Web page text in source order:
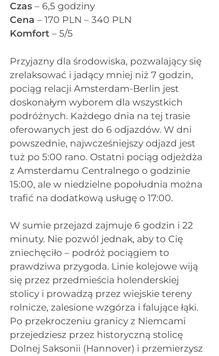
Czas – 6,5 godziny
Cena – 170 PLN – 340 PLN
Komfort – 5/5
Przyjazny dla środowiska, pozwalający się
zrelaksować i jadący mniej niż 7 godzin,
pociąg relacji Amsterdam-Berlin jest
doskonałym wyborem dla wszystkich
podróżnych. Każdego dnia na tej trasie
oferowanych jest do 6 odjazdów. W dni
powszednie, najwcześniejszy odjazd jest
tuż po 5:00 rano. Ostatni pociąg odjeżdża
z Amsterdamu Centralnego o godzinie
15:00, ale w niedzielne popołudnia można
trafić na dodatkową usługę o 17:00.
W sumie przejazd zajmuje 6 godzin i 22
minuty. Nie pozwól jednak, aby to Cię
zniechęciło – podróż pociągiem to
prawdziwa przygoda. Linie kolejowe wiją
się przez przedmieścia holenderskiej
stolicy i prowadzą przez wiejskie tereny
rolnicze, zalesione wzgórza i falujące łąki.
Po przekroczeniu granicy z Niemcami
przejedziesz przez historyczną stolicę
Dolnej Saksonii (Hannover) i przemierzysz